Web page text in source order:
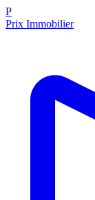
P
Prix Immobilier